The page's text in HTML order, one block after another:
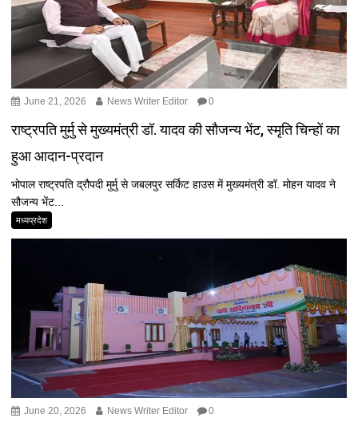
June 21, 2026 News Writer Editor 0
राष्ट्रपति मुर्मु से मुख्यमंत्री डॉ. यादव की सौजन्य भेंट, स्मृति चिन्हों का
हुआ आदान-प्रदान
भोपाल राष्‍ट्रपति द्रौपदी मुर्मु से जबलपुर सर्किट हाउस में मुख्‍यमंत्री डॉ. मोहन यादव ने
सौजन्य भेंट...
मध्यप्रदेश
June 20, 2026 News Writer Editor 0